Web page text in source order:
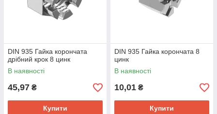
DIN 935 Гайка корончата
дрібний крок 8 цинк
В наявності
45,97 ₴
Купити
DIN 935 Гайка корончата 8
цинк
В наявності
10,01 ₴
Купити